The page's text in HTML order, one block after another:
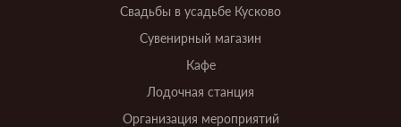
Свадьбы в усадьбе Кусково
Сувенирный магазин
Кафе
Лодочная станция
Организация мероприятий